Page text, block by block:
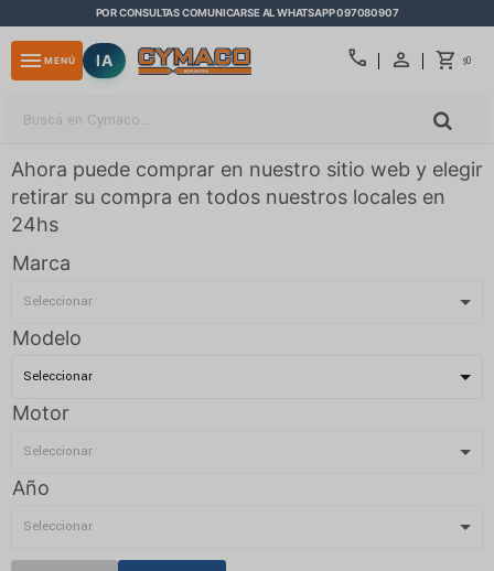
POR CONSULTAS COMUNICARSE AL WHATSAPP 097080907
call $0
menu MENÚ IA
Ahora puede comprar en nuestro sitio web y elegir
retirar su compra en todos nuestros locales en
24hs
Marca
Modelo
Motor
Año
close